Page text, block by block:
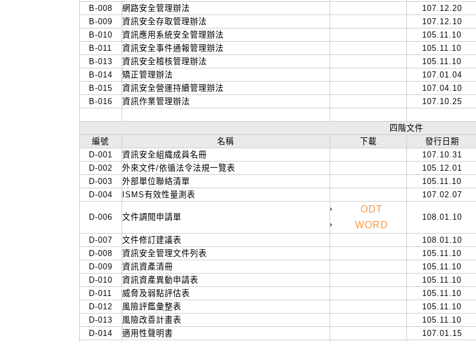
B-008
網路安全管理辦法 107.12.20
B-009
資訊安全存取管理辦法 107.12.10
B-010
資訊應用系統安全管理辦法 105.11.10
B-011
資訊安全事件通報管理辦法 105.11.10
B-013
資訊安全稽核管理辦法 105.11.10
B-014
矯正管理辦法 107.01.04
B-015
資訊安全營運持續管理辦法 107.04.10
B-016
資訊作業管理辦法 107.10.25
四階文件
編號
名稱 下載 發行日期
D-001
資訊安全組織成員名冊 107.10.31
D-002
外來文件/依循法令法規一覽表 105.12.01
D-003
外部單位聯絡清單 105.11.10
D-004
ISMS有效性量測表 107.02.07
D-006 文件調閱申請單
ODT
WORD
108.01.10
D-007 文件修訂建議表 108.01.10
D-008
資訊安全管理文件列表 105.11.10
D-009
資訊資產清冊 105.11.10
D-010
資訊資產異動申請表 105.11.10
D-011
威脅及弱點評估表 105.11.10
D-012
風險評鑑彙整表 105.11.10
D-013
風險改善計畫表 105.11.10
D-014
適用性聲明書 107.01.15